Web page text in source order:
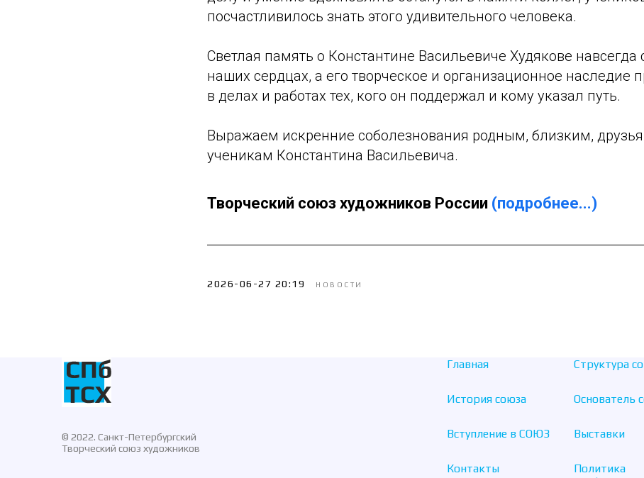
посчастливилось знать этого удивительного человека.
Светлая память о Константине Васильевиче Худякове навсегда
наших сердцах, а его творческое и организационное наследие
в делах и работах тех, кого он поддержал и кому указал путь.
Выражаем искренние соболезнования родным, близким,
ученикам Константина Васильевича.
Творческий союз художников России (подробнее...)
2026-06-27 20:19 НОВОСТИ
© 2022. Санкт-Петербургский
Творческий союз художников
Главная
История союза
Вступление в СОЮЗ
Контакты
Структура
Основатель
Выставки
Политика